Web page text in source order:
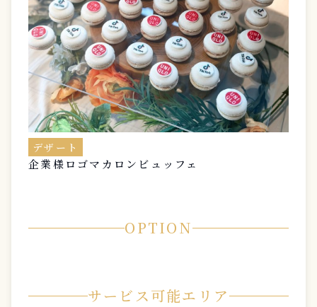
デザート
企業様ロゴマカロンビュッフェ
OPTION
サービス可能エリア